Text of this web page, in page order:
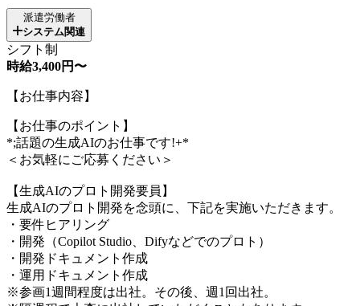
派遣労働者
システム関連
シフト制
時給3,400円〜
【お仕事内容】
【お仕事のポイント】
*;話題の生成AIのお仕事です!+*
＜お気軽にご応募ください＞
【生成AIのプロト開発要員】
生成AIのプロト開発を念頭に、下記を実施いただきます。
・要件ヒアリング
・開発（Copilot Studio、Difyなどでのプロト）
・開発ドキュメント作成
・運用ドキュメント作成
※参画1週間程度は出社。その後、週1回出社。